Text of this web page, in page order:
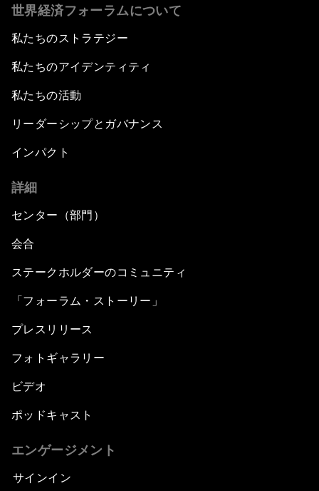
世界経済フォーラムについて
私たちのストラテジー
私たちのアイデンティティ
私たちの活動
リーダーシップとガバナンス
インパクト
詳細
センター（部門）
会合
ステークホルダーのコミュニティ
「フォーラム・ストーリー」
プレスリリース
フォトギャラリー
ビデオ
ポッドキャスト
エンゲージメント
サインイン